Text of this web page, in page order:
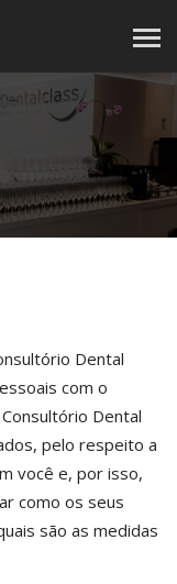
Dental
com o
Dental
pelo respeito a
você e, por isso,
como os seus
são as medidas